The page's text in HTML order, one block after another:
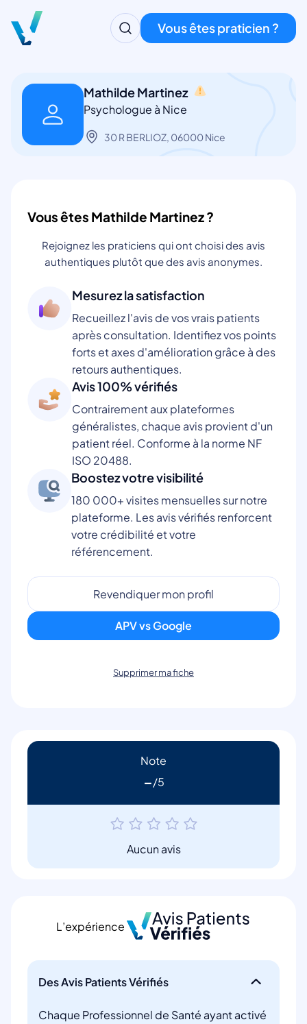
Vous êtes praticien ?
Mathilde Martinez
Psychologue à Nice
30 R BERLIOZ, 06000 Nice
Vous êtes Mathilde Martinez ?
Rejoignez les praticiens qui ont choisi des avis
authentiques plutôt que des avis anonymes.
Mesurez la satisfaction
Recueillez l'avis de vos vrais patients
après consultation. Identifiez vos points
forts et axes d'amélioration grâce à des
retours authentiques.
Avis 100% vérifiés
Contrairement aux plateformes
généralistes, chaque avis provient d'un
patient réel. Conforme à la norme NF
ISO 20488.
Boostez votre visibilité
180 000+ visites mensuelles sur notre
plateforme. Les avis vérifiés renforcent
votre crédibilité et votre
référencement.
Revendiquer mon profil
APV vs Google
Supprimer ma fiche
Note
-
Aucun avis
L’expérience
Des Avis Patients Vérifiés
Chaque Professionnel de Santé ayant activé